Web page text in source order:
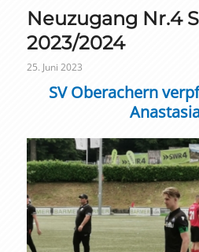
Neuzugang Nr.4
2023/2024
25. Juni 2023
SV Oberachern